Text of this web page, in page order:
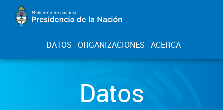
DATOS ORGANIZACIONES ACERCA
Datos